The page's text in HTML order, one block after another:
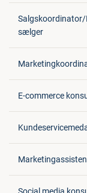
sælger
E-commerce